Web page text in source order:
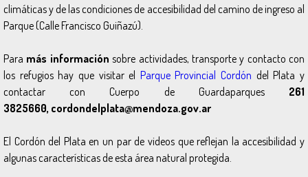
climáticas y de las condiciones de accesibilidad del camino de ingreso al
Parque (Calle Francisco Guiñazú).
Para más informaciónsobre actividades, transporte y contacto con
los refugios hay que visitar el Parque Provincial Cordón del Plata y
contactar con Cuerpo de Guardaparques261
3825660, cordondelplata@mendoza.gov.ar
El Cordón del Plata en un par de videos que reflejan la accesibilidad y
algunas características de esta área natural protegida.